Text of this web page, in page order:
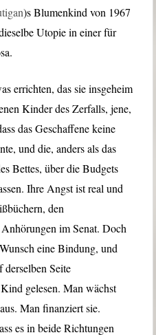
)s Blumenkind von 1967
Utopie in einer für
errichten, das sie insgeheim
Kinder des Zerfalls, jene,
das Geschaffene keine
und die, anders als das
Bettes, über die Budgets
Ihre Angst ist real und
den
im Senat. Doch
eine Bindung, und
Seite
gelesen. Man wächst
Man finanziert sie.
es in beide Richtungen